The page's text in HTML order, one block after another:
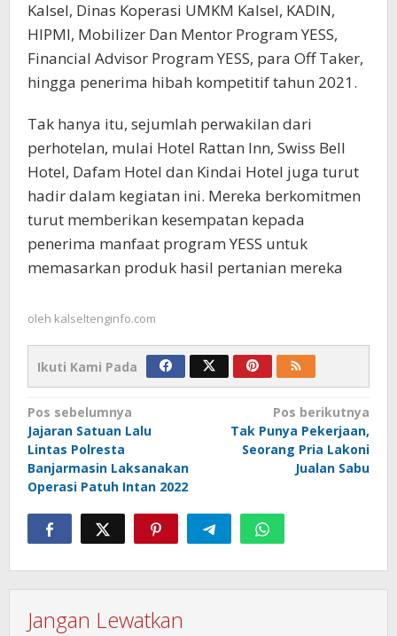
Kalsel, Dinas Koperasi UMKM Kalsel, KADIN,
HIPMI, Mobilizer Dan Mentor Program YESS,
Financial Advisor Program YESS, para Off Taker,
hingga penerima hibah kompetitif tahun 2021.
Tak hanya itu, sejumlah perwakilan dari
perhotelan, mulai Hotel Rattan Inn, Swiss Bell
Hotel, Dafam Hotel dan Kindai Hotel juga turut
hadir dalam kegiatan ini. Mereka berkomitmen
turut memberikan kesempatan kepada
penerima manfaat program YESS untuk
memasarkan produk hasil pertanian mereka
oleh kalseltenginfo.com
Ikuti Kami Pada
Navigasi
pos
Pos sebelumnya
Jajaran Satuan Lalu
Lintas Polresta
Banjarmasin Laksanakan
Operasi Patuh Intan 2022
Pos berikutnya
Tak Punya Pekerjaan,
Seorang Pria Lakoni
Jualan Sabu
Jangan Lewatkan